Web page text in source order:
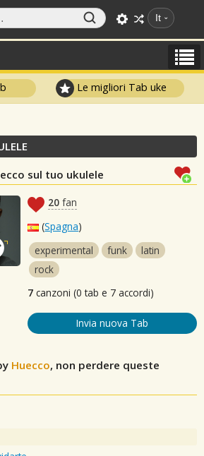
It
Le migliori Tab uke
sul tuo ukulele
20 fan
(Spagna)
experimental
funk
latin
rock
7 canzoni (0 tab e 7 accordi)
Invia nuova Tab
Huecco, non perdere queste